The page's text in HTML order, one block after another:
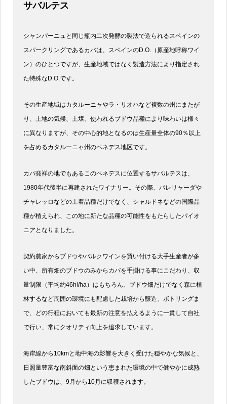
サバルテス
シャンパーニュと同じ瓶内二次発酵の製法で造られるスペインの
スパークリングであるカバは、スペインのD.O.（原産地呼称ワイ
ン）のひとつですが、生産地域ではなく製造方法により指定され
た特殊なD.O.です。
その生産地域はカタルーニャやラ・リオハなど複数の州にまたが
り、土地の気候、土壌、使われるブドウ品種により味わいは様々
に異なりますが、その中心的地となるのは生産量全体の90％以上
を占めるカタルーニャ州のペネデス地区です。
カバ発祥の地でもあるこのペネデスに位置するサバルテスは、
1980年代後半に再建されたワイナリー。その際、パレリャーダや
チャレッロなどの土着品種だけでなく、シャルドネなどの国際品
種が植えられ、この地に新たな品種の可能性をもたらしたパイオ
ニアとなりました。
契約農家からブドウやバルクワインを買い付ける大手生産者が多
い中、所有畑のブドウのみからカバを手掛ける事にこだわり、収
量制限（平均約46hl/ha）はもちろん、ブドウ畑だけでなく森に植
林するなど周囲の環境にも配慮した栽培から醸造、ボトリングま
で、どの行程においても最新の注意を払えるように一貫して自社
で行い、常にクオリティ向上を追求しています。
海岸線から10kmと地中海の影響を大きく受けた穏やかな気候と、
日照量豊富な南斜面の畑という恵まれた環境の中で健やかに成熟
したブドウは、9月から10月に収穫されます。